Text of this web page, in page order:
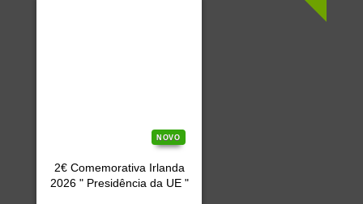
NOVO
2€ Comemorativa Irlanda
2026 " Presidência da UE "